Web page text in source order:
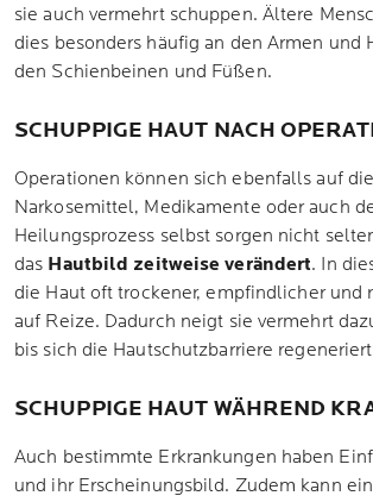
sie auch vermehrt schuppen. Ältere
dies besonders häufig an den Armen und
den Schienbeinen und Füßen.
SCHUPPIGE HAUT NACH
Operationen können sich ebenfalls auf
Narkosemittel, Medikamente oder auch
Heilungsprozess selbst sorgen nicht
das Hautbild zeitweise verändert. In
die Haut oft trockener, empfindlicher und
auf Reize. Dadurch neigt sie vermehrt
bis sich die Hautschutzbarriere
SCHUPPIGE HAUT WÄHREND
Auch bestimmte Erkrankungen haben
und ihr Erscheinungsbild. Zudem kann